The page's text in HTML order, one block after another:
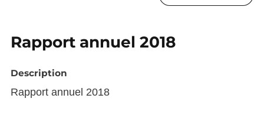
Rapport annuel 2018
Description
Rapport annuel 2018